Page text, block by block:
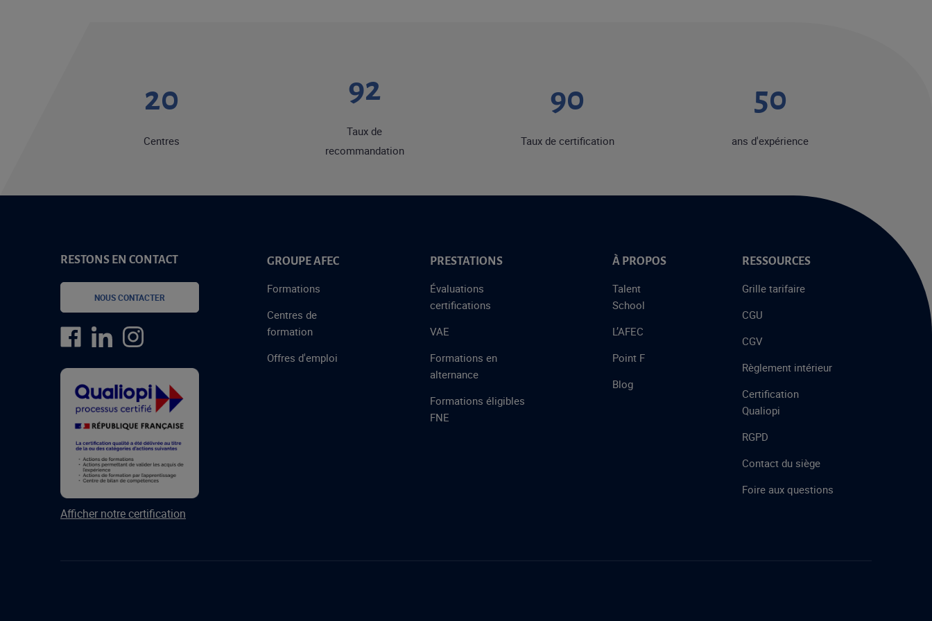
20
Centres
92
Taux de
recommandation
90
Taux de certification
50
ans d'expérience
RESTONS EN CONTACT
NOUS CONTACTER
Afficher notre certification
GROUPE AFEC
Formations
Centres de
formation
Offres d'emploi
PRESTATIONS
Évaluations
certifications
VAE
Formations en
alternance
Formations éligibles
FNE
À PROPOS
Talent
School
L’AFEC
Point F
Blog
RESSOURCES
Grille tarifaire
CGU
CGV
Règlement intérieur
Certification
Qualiopi
RGPD
Contact du siège
Foire aux questions